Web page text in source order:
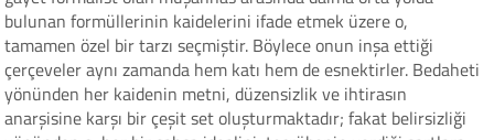
bulunan formüllerinin kaidelerini ifade etmek üzere o,
tamamen özel bir tarzı seçmiştir. Böylece onun inşa ettiği
çerçeveler aynı zamanda hem katı hem de esnektirler. Bedaheti
yönünden her kaidenin metni, düzensizlik ve ihtirasın
anarşisine karşı bir çeşit set oluşturmaktadır; fakat belirsizliği